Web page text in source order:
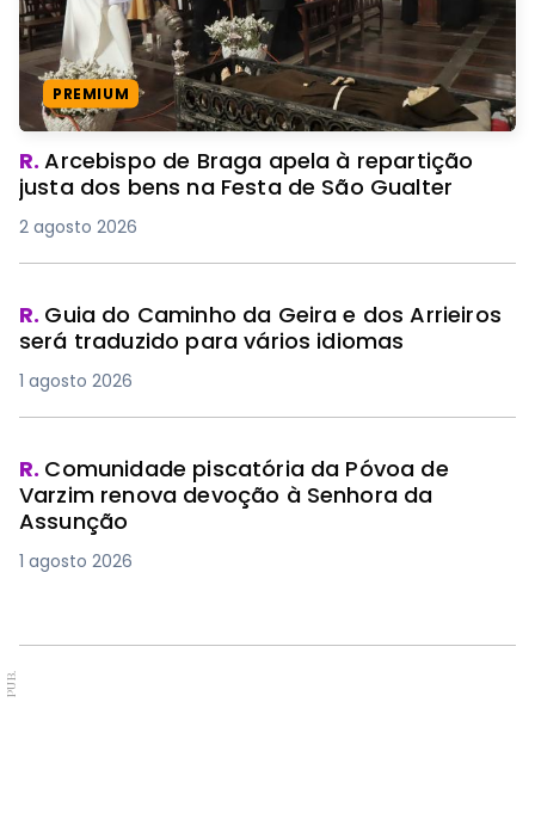
PREMIUM
R.Arcebispo de Braga apela à repartição
justa dos bens na Festa de São Gualter
2 agosto 2026
R. Guia do Caminho da Geira e dos Arrieiros
será traduzido para vários idiomas
1 agosto 2026
R. Comunidade piscatória da Póvoa de
Varzim renova devoção à Senhora da
Assunção
1 agosto 2026
PUB.